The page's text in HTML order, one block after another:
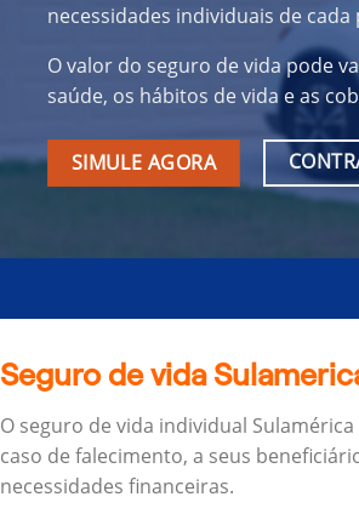
necessidades individuais de
O valor do seguro de vida pode
saúde, os hábitos de vida e as
SIMULE AGORA
Seguro de vida
O seguro de vida individual
caso de falecimento, a seus
necessidades financeiras.